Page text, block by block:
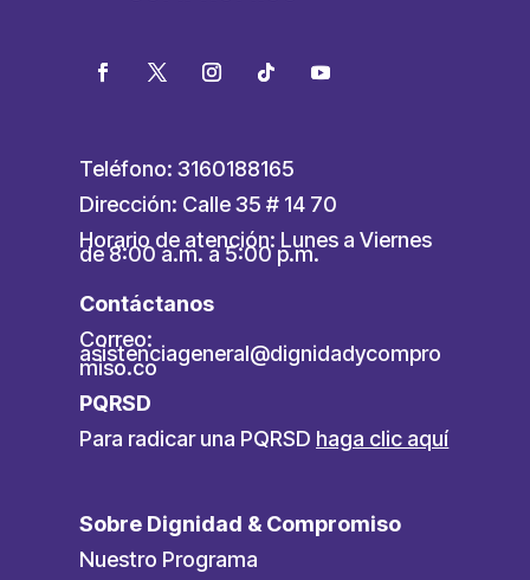
Teléfono: 3160188165
Dirección: Calle 35 # 14 70
Horario de atención: Lunes a Viernes
de 8:00 a.m. a 5:00 p.m.
Contáctanos
Correo:
asistenciageneral@dignidadycompro
miso.co
PQRSD
Para radicar una PQRSD haga clic aquí
Sobre Dignidad & Compromiso
Nuestro Programa